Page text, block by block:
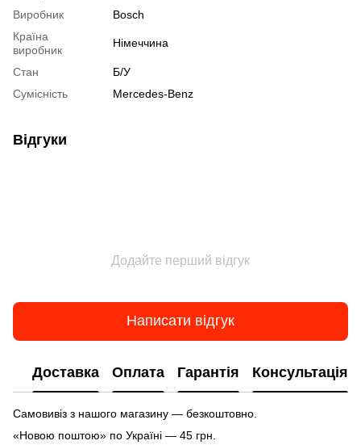
Виробник
Bosch
Країна
виробник
Німеччина
Стан
Б/У
Сумісність
Mercedes-Benz
Відгуки
Додайте перший відгук
Написати відгук
Доставка Оплата Гарантія Консультація
Самовивіз з нашого магазину — безкоштовно.
«Новою поштою» по Україні — 45 грн.